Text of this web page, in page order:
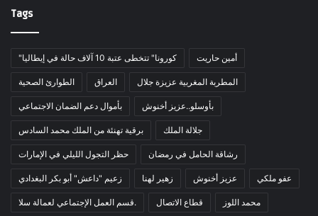
Tags
"كورونا" تتخطى عتبة 10 آلاف حالة في إيطاليا أمين حاريت
الطوارئ الصحية العراق المطربة المغربية عزيزة جلال
بأموال دعم الضمان الاجتماعي بأوسلو..عزيز أخنوش
برقية تهنئة من الملك محمد السادس جلالة الملك
حظر التجول الليلي في الإمارات رشاقة الحامل في رمضان
زعيم "داعش" أبو بكر البغدادي زهير لهنا عزيز أخنوش عفو ملكي
قسم العمل الإجتماعي لعمالة سلا. قطاع الاتصال محمد اللوز